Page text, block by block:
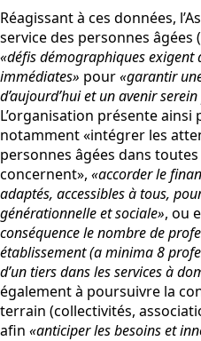
Réagissant à ces données,
service des personnes âgées
«défis démographiques exigent
immédiates» pour«garantir
d’aujourd’hui et un avenir
L’organisation présente ainsi
notamment «intégrer les
personnes âgées dans
concernent», «accorder le
adaptés, accessibles à tous,
générationnelle et sociale», ou
conséquence le nombre de
établissement (a minima 8
d’un tiers dans les services à
également à poursuivre la
terrain (collectivités,
afin «anticiper les besoins et